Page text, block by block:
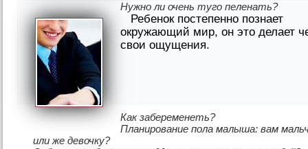
Нужно ли очень туго пеленать?
Ребенок постепенно познает
окружающий мир, он это делает
свои ощущения.
Как забеременеть?
Планирование пола малыша: вам
или же девочку?